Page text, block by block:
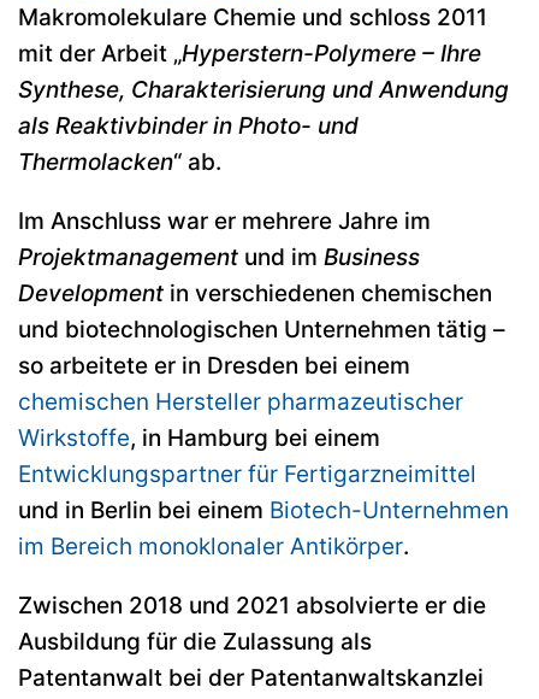
Makromolekulare Chemie und schloss 2011
mit der Arbeit „Hyperstern-Polymere – Ihre
Synthese, Charakterisierung und Anwendung
als Reaktivbinder in Photo- und
Thermolacken“ ab.
Im Anschluss war er mehrere Jahre im
Projektmanagement und im Business
Development in verschiedenen chemischen
und biotechnologischen Unternehmen tätig –
so arbeitete er in Dresden bei einem
chemischen Hersteller pharmazeutischer
Wirkstoffe, in Hamburg bei einem
Entwicklungspartner für Fertigarzneimittel
und in Berlin bei einem Biotech-Unternehmen
im Bereich monoklonaler Antikörper.
Zwischen 2018 und 2021 absolvierte er die
Ausbildung für die Zulassung als
Patentanwalt bei der Patentanwaltskanzlei